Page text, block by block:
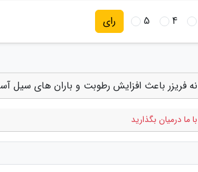
4
5 رای
فریزر باعث افزایش رطوبت و باران های سیل
ما درمیان بگذارید